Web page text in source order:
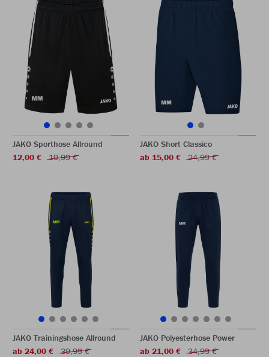
JAKO Sporthose Allround
12,00 €
19,99 €
JAKO Short Classico
ab 15,00 €
24,99 €
JAKO Trainingshose Allround
ab 24,00 €
39,99 €
JAKO Polyesterhose Power
ab 21,00 €
34,99 €